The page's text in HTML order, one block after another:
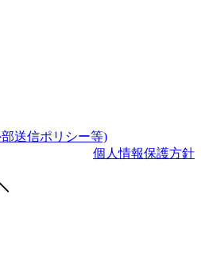
送信ポリシー等)
個人情報保護方針